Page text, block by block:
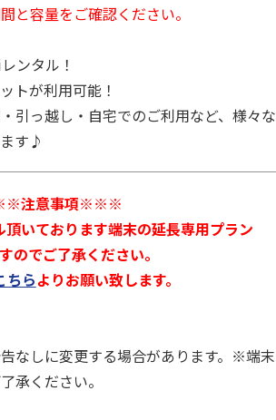
と容量をご確認ください。
ンタル！
トが利用可能！
引っ越し・自宅でのご利用など、様々な
す♪
注意事項※※※
いております端末の延長専用プラン
のでご了承ください。
ちらよりお願い致します。
なしに変更する場合があります。※端末
承ください。